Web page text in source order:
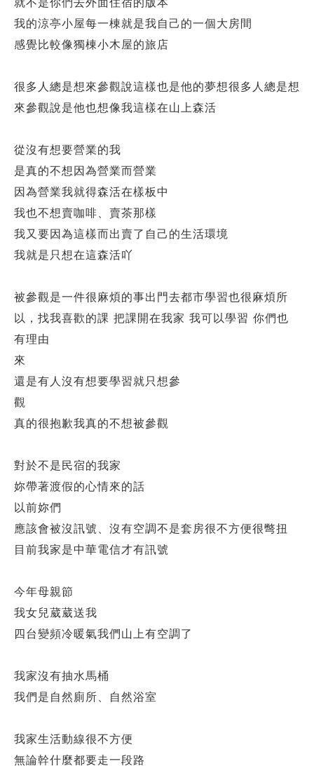
就不是你們去外面住宿的版本
我的涼亭小屋每一棟就是我自己的一個大房間
感覺比較像獨棟小木屋的旅店
很多人總是想來參觀說這樣也是他的夢想很多人總是想
來參觀說是他也想像我這樣在山上森活
從沒有想要營業的我
是真的不想因為營業而營業
因為營業我就得森活在樣板中
我也不想賣咖啡、賣茶那樣
我又要因為這樣而出賣了自己的生活環境
我就是只想在這森活吖
被參觀是一件很麻煩的事出門去都市學習也很麻煩所
以，找我喜歡的課 把課開在我家 我可以學習 你們也
有理由
來
還是有人沒有想要學習就只想參
觀
真的很抱歉我真的不想被參觀
對於不是民宿的我家
妳帶著渡假的心情來的話
以前妳們
應該會被沒訊號、沒有空調不是套房很不方便很彆扭
目前我家是中華電信才有訊號
今年母親節
我女兒葳葳送我
四台變頻冷暖氣我們山上有空調了
我家沒有抽水馬桶
我們是自然廁所、自然浴室
我家生活動線很不方便
無論幹什麼都要走一段路